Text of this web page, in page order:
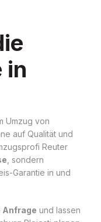
in
Umzug von
auf Qualität und
Reuter
, sondern
Garantie in und
Anfrage und lassen